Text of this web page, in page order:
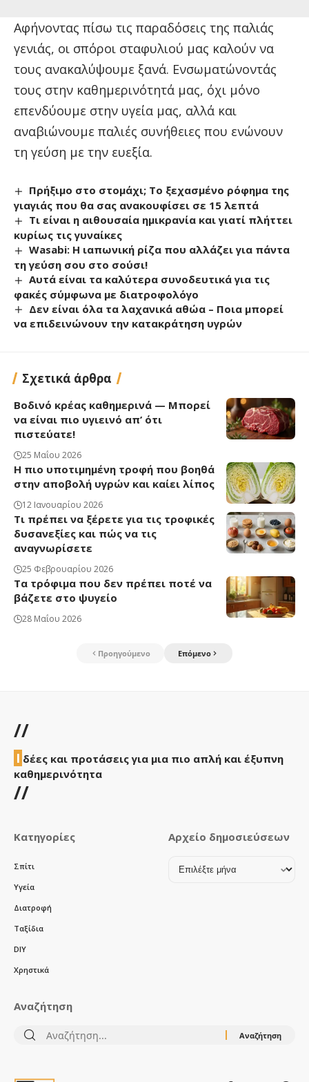
Αφήνοντας πίσω τις παραδόσεις της παλιάς
γενιάς, οι σπόροι σταφυλιού μας καλούν να
τους ανακαλύψουμε ξανά. Ενσωματώνοντάς
τους στην καθημερινότητά μας, όχι μόνο
επενδύουμε στην υγεία μας, αλλά και
αναβιώνουμε παλιές συνήθειες που ενώνουν
τη γεύση με την ευεξία.
Πρήξιμο στο στομάχι; Το ξεχασμένο ρόφημα της
γιαγιάς που θα σας ανακουφίσει σε 15 λεπτά
Τι είναι η αιθουσαία ημικρανία και γιατί πλήττει
κυρίως τις γυναίκες
Wasabi: Η ιαπωνική ρίζα που αλλάζει για πάντα
τη γεύση σου στο σούσι!
Αυτά είναι τα καλύτερα συνοδευτικά για τις
φακές σύμφωνα με διατροφολόγο
Δεν είναι όλα τα λαχανικά αθώα – Ποια μπορεί
να επιδεινώνουν την κατακράτηση υγρών
Σχετικά άρθρα
Βοδινό κρέας καθημερινά — Μπορεί
να είναι πιο υγιεινό απ’ ότι
πιστεύατε!
25 Μαΐου 2026
Η πιο υποτιμημένη τροφή που βοηθά
στην αποβολή υγρών και καίει λίπος
12 Ιανουαρίου 2026
Τι πρέπει να ξέρετε για τις τροφικές
δυσανεξίες και πώς να τις
αναγνωρίσετε
25 Φεβρουαρίου 2026
Τα τρόφιμα που δεν πρέπει ποτέ να
βάζετε στο ψυγείο
28 Μαΐου 2026
Προηγούμενο Επόμενο
//
Ι δέες και προτάσεις για μια πιο απλή και έξυπνη
καθημερινότητα
//
Κατηγορίες
Σπίτι
Υγεία
Διατροφή
Ταξίδια
DIY
Χρηστικά
Αρχείο δημοσιεύσεων
Αρχείο
Αναζήτηση
Αναζήτηση